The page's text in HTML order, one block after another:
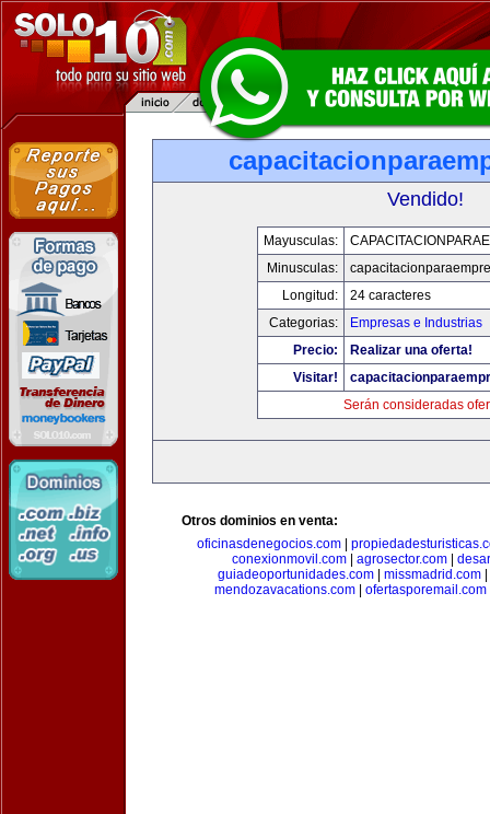
Vendido!
Mayusculas:
Minusculas:
Longitud:
24 caracteres
Categorias:
Empresas e Industrias
Precio:
Realizar una oferta!
Visitar!
Serán consideradas
Otros dominios en venta:
oficinasdenegocios.com
conexionmovil.com
agrosector.com
guiadeoportunidades.com| missmadrid.com|
mendozavacations.com
ofertasporemail.com